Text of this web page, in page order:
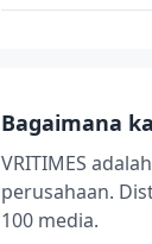
Bagaimana
VRITIMES
perusahaan.
100 media.